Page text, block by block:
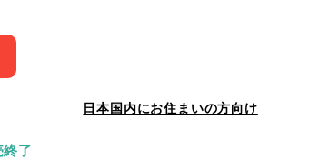
日本国内にお住まいの方向け
了